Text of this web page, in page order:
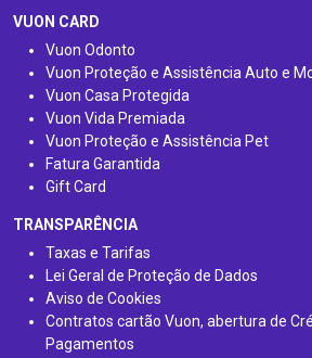
VUON CARD
Vuon Odonto
Vuon Proteção e Assistência Auto e
Vuon Casa Protegida
Vuon Vida Premiada
Vuon Proteção e Assistência Pet
Fatura Garantida
Gift Card
TRANSPARÊNCIA
Taxas e Tarifas
Lei Geral de Proteção de Dados
Aviso de Cookies
Contratos cartão Vuon, abertura de
Pagamentos